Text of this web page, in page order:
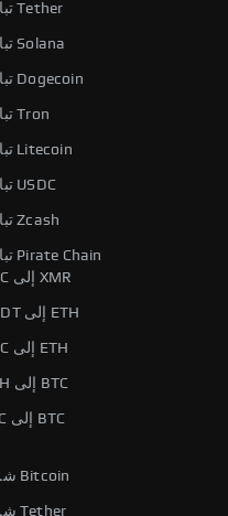
تبادل Tether
تبادل Solana
تبادل Dogecoin
تبادل Tron
تبادل Litecoin
تبادل USDC
تبادل Zcash
تبادل Pirate Chain
BTC إلى XMR
USDT إلى ETH
BTC إلى ETH
ETH إلى BTC
LTC إلى BTC
شراء Bitcoin
شراء Tether